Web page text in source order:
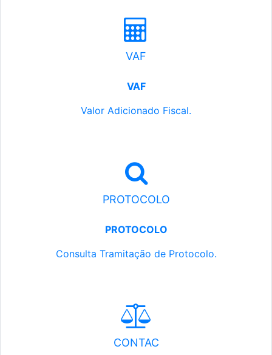
VAF
VAF
Valor Adicionado Fiscal.
PROTOCOLO
PROTOCOLO
Consulta Tramitação de Protocolo.
CONTAC